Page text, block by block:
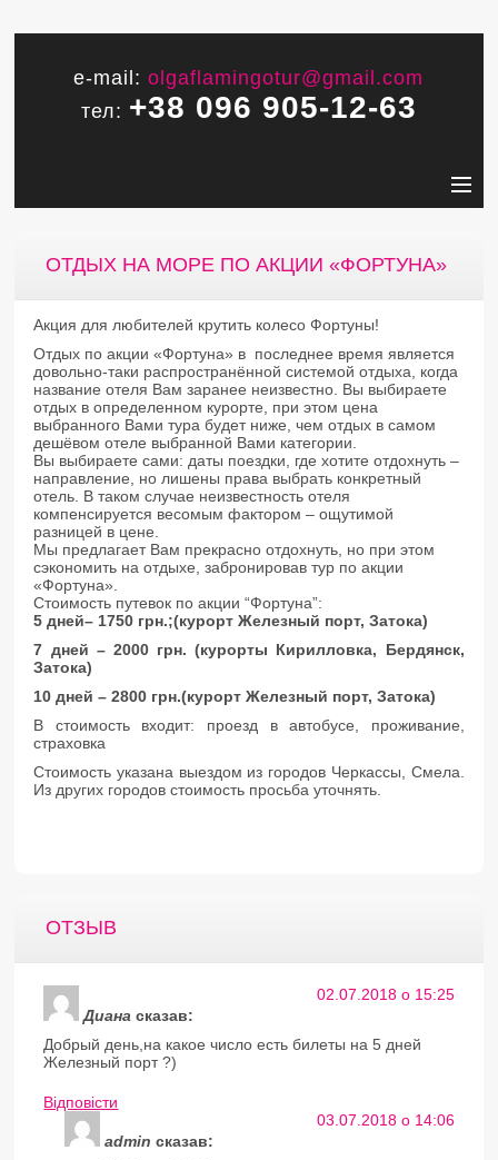
e-mail:olgaflamingotur@gmail.com
тел: +38 096 905-12-63
ОТДЫХ НА МОРЕ ПО АКЦИИ «ФОРТУНА»
Акция для любителей крутить колесо Фортуны!
Отдых по акции «Фортуна» в последнее время является
довольно-таки распространённой системой отдыха, когда
название отеля Вам заранее неизвестно. Вы выбираете
отдых в определенном курорте, при этом цена
выбранного Вами тура будет ниже, чем отдых в самом
дешёвом отеле выбранной Вами категории.
Вы выбираете сами: даты поездки, где хотите отдохнуть –
направление, но лишены права выбрать конкретный
отель. В таком случае неизвестность отеля
компенсируется весомым фактором – ощутимой
разницей в цене.
Мы предлагает Вам прекрасно отдохнуть, но при этом
сэкономить на отдыхе, забронировав тур по акции
«Фортуна».
Стоимость путевок по акции “Фортуна”:
5 дней– 1750 грн.;(курорт Железный порт, Затока)
7 дней – 2000 грн. (курорты Кирилловка, Бердянск,
Затока)
10 дней – 2800 грн.(курорт Железный порт, Затока)
В стоимость входит: проезд в автобусе, проживание,
страховка
Стоимость указана выездом из городов Черкассы, Смела.
Из других городов стоимость просьба уточнять.
ОТЗЫВ
Диана сказав:
02.07.2018 о 15:25
Добрый день,на какое число есть билеты на 5 дней
Железный порт ?)
Відповіcти
admin сказав:
03.07.2018 о 14:06